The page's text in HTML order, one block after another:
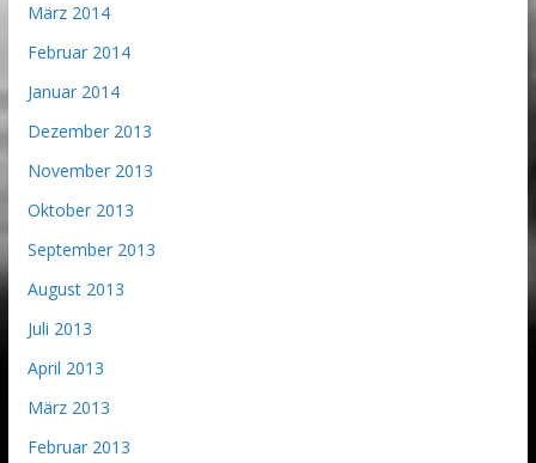
März 2014
Februar 2014
Januar 2014
Dezember 2013
November 2013
Oktober 2013
September 2013
August 2013
Juli 2013
April 2013
März 2013
Februar 2013